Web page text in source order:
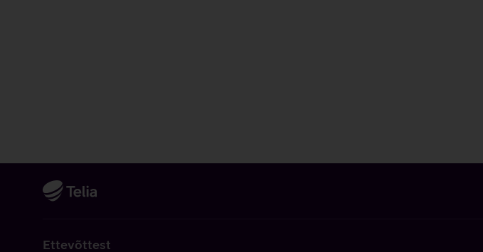
Ettevõttest